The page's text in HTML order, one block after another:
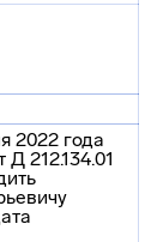
2022 года
212.134.01